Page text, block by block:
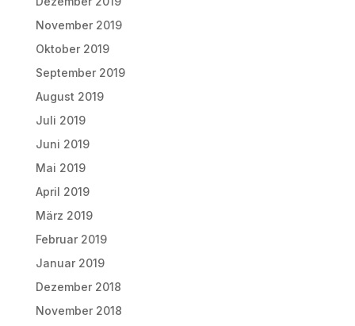
November 2019
Oktober 2019
September 2019
August 2019
Juli 2019
Juni 2019
Mai 2019
April 2019
März 2019
Februar 2019
Januar 2019
Dezember 2018
November 2018